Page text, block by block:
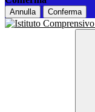
Annulla Conferma